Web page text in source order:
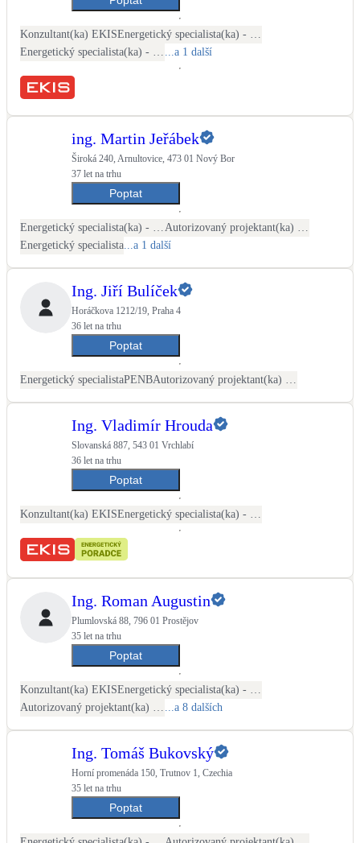
Kotle
Hlavní zdroje vytápění
Novostavby
Stínicí technika
Žaluzie, markýzy, pergoly
Šedá i černá odpadní voda
Kamna / krby
Doplňkové zdroje vytápění
Vnitřní i venkovní
Retence deštové vody
Akumulace dešťovky
Zelená střecha NEW
Větrné elektrárny NEW
Malé i velké turbíny
Konzultant(ka) EKIS
...a 1 další
ing. Martin Jeřábek
Široká 240, Arnultovice, 473 01 Nový Bor
37 let na trhu
Poptat
Energetický specialista ...a 1 další
Ing. Jiří Bulíček
Horáčkova 1212/19, Praha 4
36 let na trhu
Poptat
Energetický specialistaPENB
Ing. Vladimír Hrouda
Slovanská 887, 543 01 Vrchlabí
36 let na trhu
Poptat
Konzultant(ka) EKIS
Ing. Roman Augustin
Plumlovská 88, 796 01 Prostějov
35 let na trhu
Poptat
Konzultant(ka) EKIS
...a 8 dalších
Ing. Tomáš Bukovský
Horní promenáda 150, Trutnov 1, Czechia
35 let na trhu
Poptat